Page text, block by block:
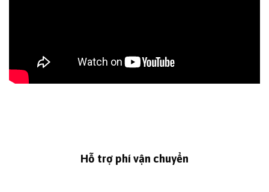
Hỗ trợ phí vận chuyển